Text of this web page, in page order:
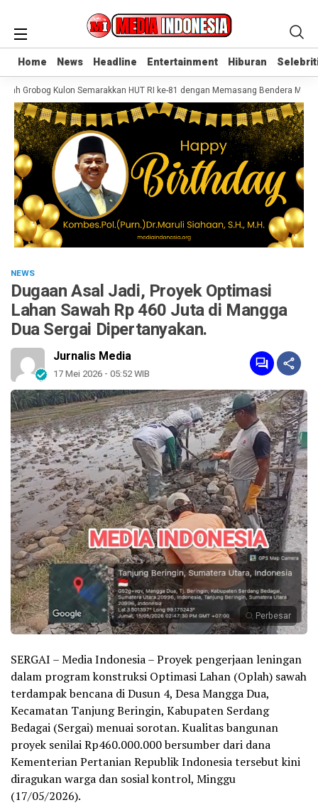
Home News Headline Entertainment Hiburan
Home News Headline Entertainment Hiburan
Grobog Kulon Semarakkan HUT RI ke-81 dengan Memasang Bendera Merah
NEWS
Dugaan Asal Jadi, Proyek Optimasi
Lahan Sawah Rp 460 Juta di Mangga
Dua Sergai Dipertanyakan.
Jurnalis Media
17 Mei 2026 - 05:52 WIB
Perbesar
SERGAI – Media Indonesia – Proyek pengerjaan leningan
dalam program konstruksi Optimasi Lahan (Oplah) sawah
terdampak bencana di Dusun 4, Desa Mangga Dua,
Kecamatan Tanjung Beringin, Kabupaten Serdang
Bedagai (Sergai) menuai sorotan. Kualitas bangunan
proyek senilai Rp460.000.000 bersumber dari dana
Kementerian Pertanian Republik Indonesia tersebut kini
diragukan warga dan sosial kontrol, Minggu
(17/05/2026).